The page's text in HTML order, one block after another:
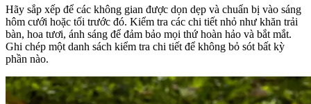
Hãy sắp xếp để các không gian được dọn dẹp và chuẩn bị vào sáng
hôm cưới hoặc tối trước đó. Kiểm tra các chi tiết nhỏ như khăn trải
bàn, hoa tươi, ánh sáng để đảm bảo mọi thứ hoàn hảo và bắt mắt.
Ghi chép một danh sách kiểm tra chi tiết để không bỏ sót bất kỳ
phần nào.